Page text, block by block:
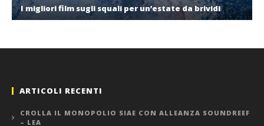
I migliori film sugli squali per un’estate da brividi
ARTICOLI RECENTI
CROLLA IL MONOPOLIO SIAE CON ALLEANZA SOUNDREEF
– LEA